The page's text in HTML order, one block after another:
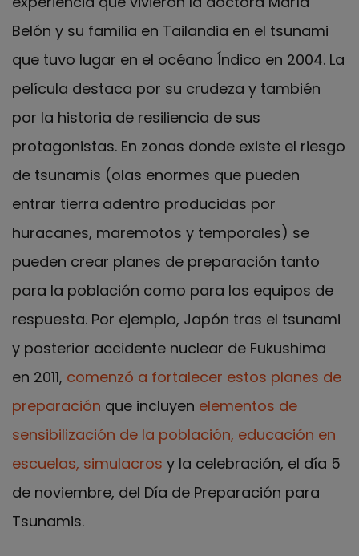
Belón y su familia en Tailandia en el tsunami
que tuvo lugar en el océano Índico en 2004. La
película destaca por su crudeza y también
por la historia de resiliencia de sus
protagonistas. En zonas donde existe el riesgo
de tsunamis (olas enormes que pueden
entrar tierra adentro producidas por
huracanes, maremotos y temporales) se
pueden crear planes de preparación tanto
para la población como para los equipos de
respuesta. Por ejemplo, Japón tras el tsunami
y posterior accidente nuclear de Fukushima
en 2011, comenzó a fortalecer estos planes de
preparación que incluyen elementos de
sensibilización de la población, educación en
escuelas, simulacros y la celebración, el día 5
de noviembre, del Día de Preparación para
Tsunamis.